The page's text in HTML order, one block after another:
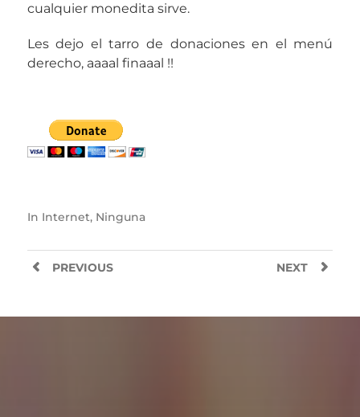
cualquier monedita sirve.
Les dejo el tarro de donaciones en el menú
derecho, aaaal finaaal !!
In Internet, Ninguna
NEXT
PREVIOUS